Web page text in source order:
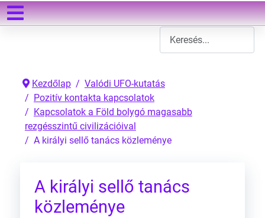
Kezdőlap
Valódi UFO-kutatás
Pozitív kontakta kapcsolatok
Kapcsolatok a Föld bolygó magasabb
rezgésszintű civilizációival
A királyi sellő tanács közleménye
A királyi sellő tanács
közleménye